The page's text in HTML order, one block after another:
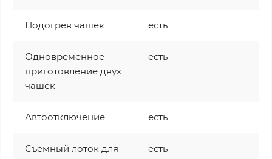
Подогрев чашек есть
Одновременное
приготовление двух
чашек
есть
Автоотключение есть
Съемный лоток для
есть